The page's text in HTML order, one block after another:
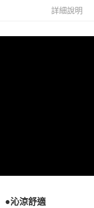
宅配
詳細說明
●沁涼舒適